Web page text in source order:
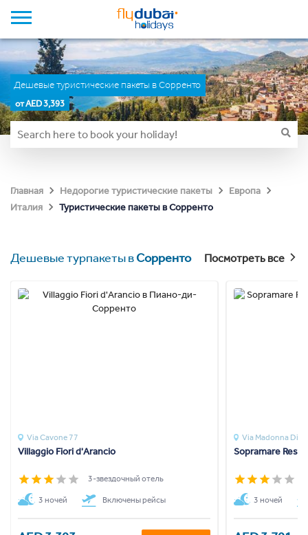
Дешевые туристические пакеты в Сорренто
от AED 3,393
Главная Недорогие туристические пакеты
Европа
Италия
Туристические пакеты в Сорренто
Дешевые турпакеты вСорренто Посмотреть все
Via Cavone 77
Villaggio Fiori d'Arancio
3-звездочный отель
3 ночей Включены рейсы
Via Madonna Di
Sopramare
3 ночей